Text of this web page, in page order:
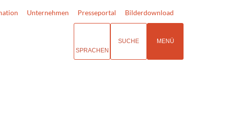
Unternehmen Presseportal Bilderdownload
SPRACHEN
SUCHE MENÜ